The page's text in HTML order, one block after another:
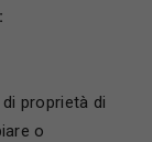
proprietà di
o